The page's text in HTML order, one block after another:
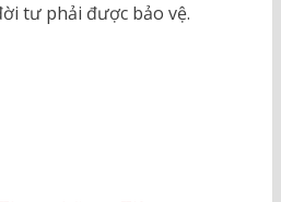
tư phải được bảo vệ.